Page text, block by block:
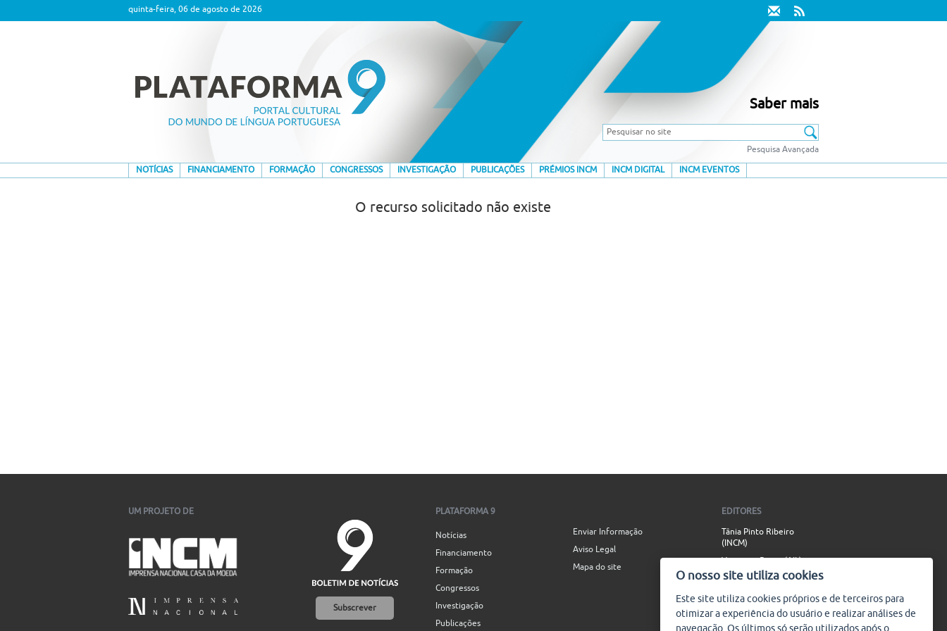
quinta-feira, 06 de agosto de 2026
Saber mais
Pesquisa Avançada
NOTÍCIAS FINANCIAMENTO FORMAÇÃO CONGRESSOS INVESTIGAÇÃO PUBLICAÇÕES PRÉMIOS INCM INCM DIGITAL INCM EVENTOS
O recurso solicitado não existe
UM PROJETO DE
Subscrever
PLATAFORMA 9
Notícias
Financiamento
Formação
Congressos
Investigação
Publicações
Enviar Informação
Aviso Legal
Mapa do site
EDITORES
Tânia Pinto Ribeiro
(INCM)
Vincenzo Russo (AIL)
Simão Valente (AIL)
CONTACTO
info@plataforma9.com
O nosso site utiliza cookies
Este site utilizacookies próprios e de terceiros para
otimizar a experiência do usuário e realizar análises de
navegação. Os últimos só serão utilizados após o